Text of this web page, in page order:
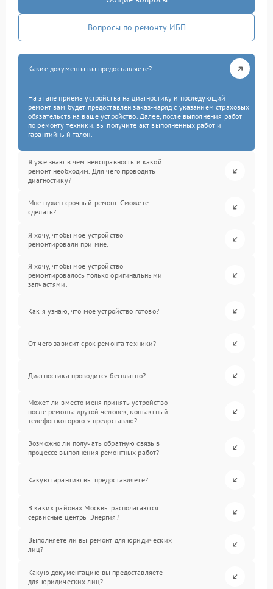
Вопросы по ремонту ИБП
Какие документы вы предоставляете?
На этапе приема устройства на диагностику и последующий
ремонт вам будет предоставлен заказ-наряд с указанием страховых
обязательств на ваше устройство. Далее, после выполнения работ
по ремонту техники, вы получите акт выполненных работ и
гарантийный талон.
Я уже знаю в чем неисправность и какой
ремонт необходим. Для чего проводить
диагностику?
Мне нужен срочный ремонт. Сможете
сделать?
Я хочу, чтобы мое устройство
ремонтировали при мне.
Я хочу, чтобы мое устройство
ремонтировалось только оригинальными
запчастями.
Как я узнаю, что мое устройство готово?
От чего зависит срок ремонта техники?
Диагностика проводится бесплатно?
Может ли вместо меня принять устройство
после ремонта другой человек, контактный
телефон которого я предоставлю?
Возможно ли получать обратную связь в
процессе выполнения ремонтных работ?
Какую гарантию вы предоставляете?
В каких районах Москвы располагаются
сервисные центры Энергия?
Выполняете ли вы ремонт для юридических
лиц?
Какую документацию вы предоставляете
для юридических лиц?